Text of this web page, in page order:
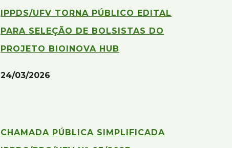
IPPDS/UFV TORNA PÚBLICO EDITAL
PARA SELEÇÃO DE BOLSISTAS DO
PROJETO BIOINOVA HUB
24/03/2026
CHAMADA PÚBLICA SIMPLIFICADA